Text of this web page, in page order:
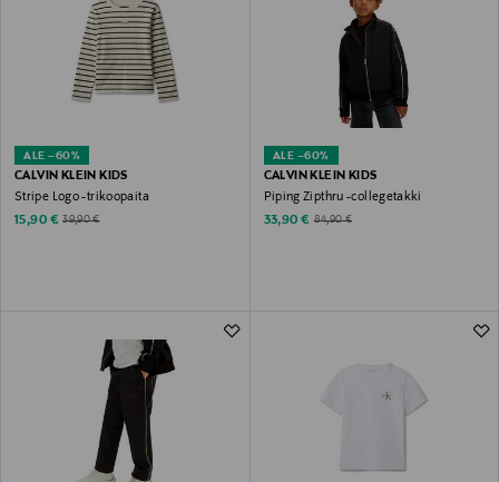
ALE –60%
CALVIN KLEIN KIDS
Stripe Logo -trikoopaita
Discounted Price
15,90 € Original Price
39,90 €
ALE –60%
CALVIN KLEIN KIDS
Piping Zipthru -collegetakki
Discounted Price
33,90 € Original Price
84,90 €